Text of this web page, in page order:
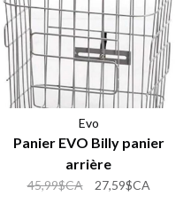
Evo
Panier EVO Billy panier
arrière
45,99$CA 27,59$CA